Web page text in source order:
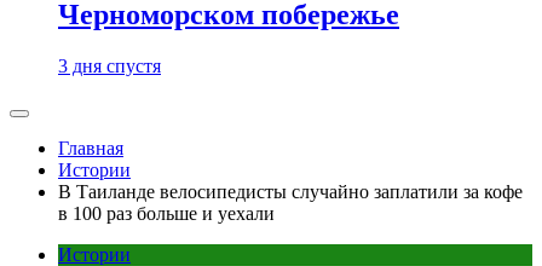
Черноморском побережье
3 дня спустя
Главная
Истории
В Таиланде велосипедисты случайно заплатили за кофе
в 100 раз больше и уехали
Истории